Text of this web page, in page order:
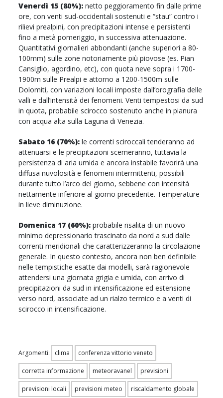
Venerdì 15 (80%): netto peggioramento fin dalle prime
ore, con venti sud-occidentali sostenuti e “stau” contro i
rilievi prealpini, con precipitazioni intense e persistenti
fino a metà pomeriggio, in successiva attenuazione.
Quantitativi giornalieri abbondanti (anche superiori a 80-
100mm) sulle zone notoriamente più piovose (es. Pian
Cansiglio, agordino, etc), con quota neve sopra i 1700-
1900m sulle Prealpi e attorno a 1200-1500m sulle
Dolomiti, con variazioni locali imposte dall’orografia delle
valli e dall’intensità dei fenomeni. Venti tempestosi da sud
in quota, probabile scirocco sostenuto anche in pianura
con acqua alta sulla Laguna di Venezia.
Sabato 16 (70%): le correnti sciroccali tenderanno ad
attenuarsi e le precipitazioni scemeranno, tuttavia la
persistenza di aria umida e ancora instabile favorirà una
diffusa nuvolosità e fenomeni intermittenti, possibili
durante tutto l’arco del giorno, sebbene con intensità
nettamente inferiore al giorno precedente. Temperature
in lieve diminuzione.
Domenica 17 (60%): probabile risalita di un nuovo
minimo depressionario trascinato da nord a sud dalle
correnti meridionali che caratterizzeranno la circolazione
generale. In questo contesto, ancora non ben definibile
nelle tempistiche esatte dai modelli, sarà ragionevole
attendersi una giornata grigia e umida, con arrivo di
precipitazioni da sud in intensificazione ed estensione
verso nord, associate ad un rialzo termico e a venti di
scirocco in intensificazione.
Argomenti: clima conferenza vittorio veneto
corretta informazione meteoravanel previsioni
previsioni locali previsioni meteo riscaldamento globale